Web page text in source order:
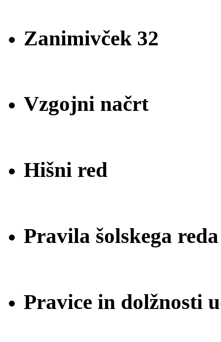
Zanimivček 32
Vzgojni načrt
Hišni red
Pravila šolskega reda
Pravice in dolžnosti